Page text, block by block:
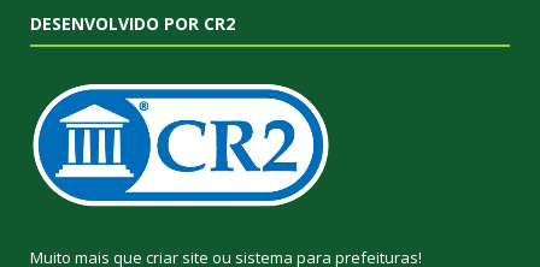
DESENVOLVIDO POR CR2
Muito mais que criar site ou sistema para prefeituras!